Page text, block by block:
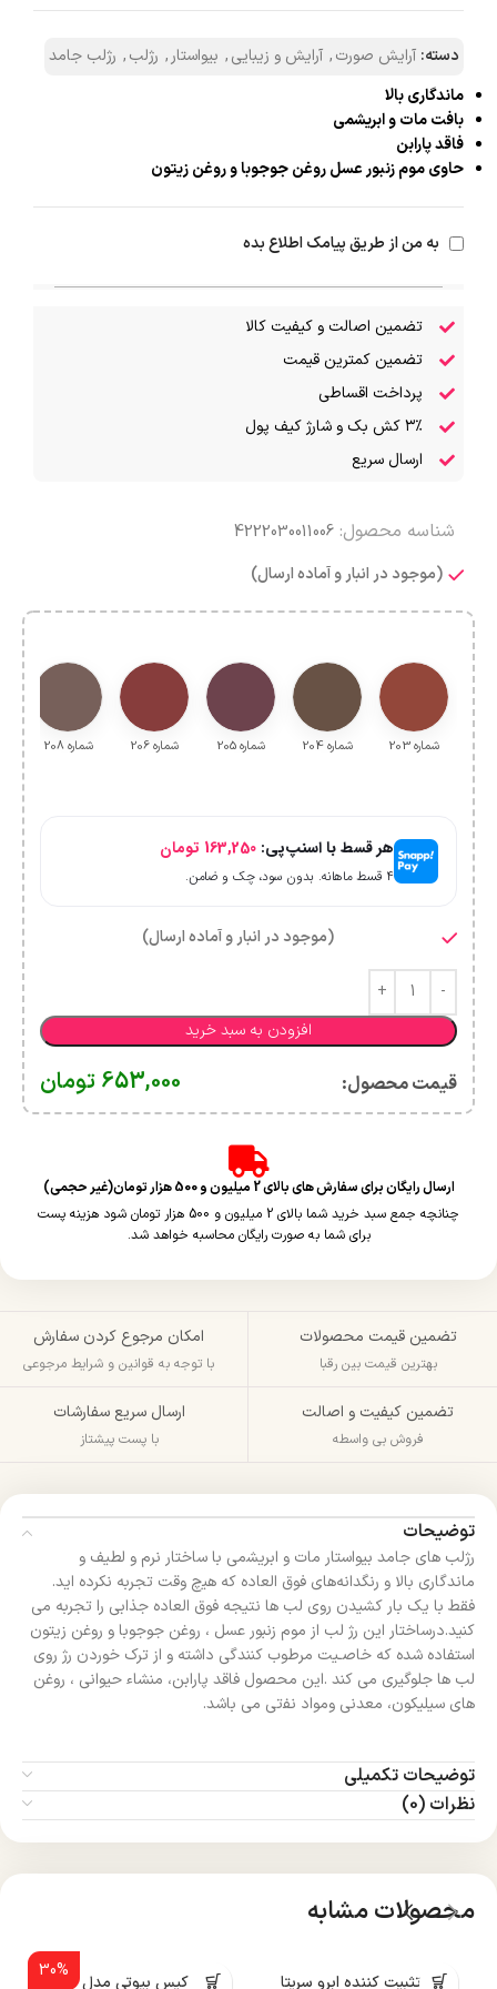
دسته: آرایش صورت, آرایش و زیبایی, بیواستار , رژلب, رژلب جامد
ماندگاری بالا
بافت مات و ابریشمی
فاقد پارابن
حاوی موم زنبور عسل روغن جوجوبا و روغن زیتون
به من از طریق پیامک اطلاع بده
تضمین اصالت و کیفیت کالا
تضمین کمترین قیمت
پرداخت اقساطی
۳٪ کش بک و شارژ کیف پول
ارسال سریع
شناسه محصول: 4222030011006
(موجود در انبار و آماده ارسال)
شماره 203 شماره 204 شماره 205 شماره 206 شماره 208
هر قسط با اسنپ‌پی: 163,250 تومان
۴ قسط ماهانه. بدون سود، چک و ضامن.
(موجود در انبار و آماده ارسال)
افزودن به سبد خرید
قیمت محصول:​ 653,000 تومان
ارسال رایگان برای سفارش های بالای 2 میلیون و 500 هزار تومان(غیر حجمی)
چنانچه جمع سبد خرید شما بالای 2 میلیون و 500 هزار تومان شود هزینه پست
برای شما به صورت رایگان محاسبه خواهد شد.
تضمین قیمت محصولات
بهترین قیمت بین رقبا
امکان مرجوع کردن سفارش
با توجه به قوانین و شرایط مرجوعی
تضمین کیفیت و اصالت
فروش بی واسطه
ارسال سریع سفارشات
با پست پیشتاز
توضیحات
رژﻟﺐ ﻫﺎی ﺟﺎﻣﺪ ﺑﯿﻮاﺳﺘﺎر ﻣﺎت و اﺑﺮﯾﺸمی ﺑﺎ ﺳﺎﺧﺘﺎر ﻧﺮم و ﻟﻄﯿﻒ و
ﻣﺎﻧﺪگاری بالا و رنگدانهﻫﺎی ﻓﻮق اﻟﻌﺎده که ﻫﯿچ وﻗﺖ ﺗﺠﺮﺑﻪ نکرده اید.
ﻓﻘﻂ ﺑﺎ یک ﺑﺎر کشیدن روی ﻟﺐ ﻫﺎ ﻧﺘﯿﺠﻪ ﻓﻮق اﻟﻌﺎده ﺟﺬابی را تجربه می
کنید.درساختار این رژ لب از موم زﻧﺒﻮر ﻋﺴﻞ ، روﻏﻦ ﺟﻮﺟﻮﺑﺎ و روﻏﻦ زﯾﺘﻮن
اﺳﺘﻔﺎده ﺷﺪه که ﺧﺎﺻـﯿﺖ ﻣﺮﻃﻮب کنندگی داﺷﺘﻪ و از ﺗﺮک ﺧﻮردن رژ روی
ﻟﺐ ﻫﺎ ﺟﻠﻮگیری می کند .این محصول ﻓﺎﻗﺪ پارابن، ﻣﻨﺸﺎء ﺣﻴﻮانی ، روﻏﻦ
ﻫﺎی سیلیکون، ﻣﻌﺪنی وﻣﻮاد ﻧﻔتی می باشد.
توضیحات تکمیلی
نظرات (0)
محصولات مشابه
ژل تثبیت کننده ابرو سریتا
30%
پنکک کیس بیوتی مدل R515